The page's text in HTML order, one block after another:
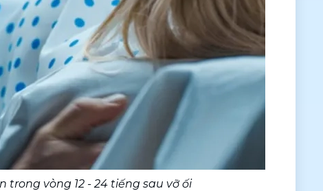
vòng 12 - 24 tiếng sau vỡ ối